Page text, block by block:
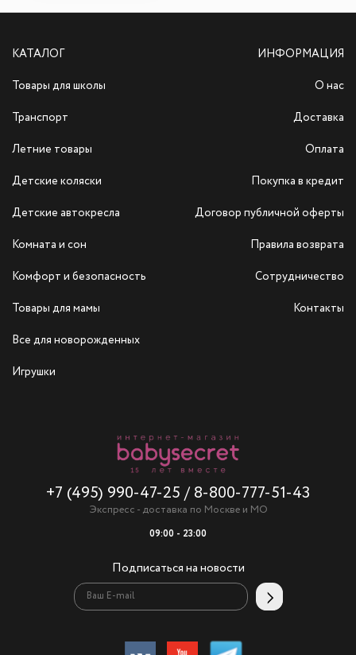
КАТАЛОГ
Товары для школы
Транспорт
Летние товары
Детские коляски
Детские автокресла
Комната и сон
Комфорт и безопасность
Товары для мамы
Все для новорожденных
Игрушки
+7 (495) 990-47-25 / 8-800-777-51-43
Экспресс - доставка по Москве и МО
09:00 - 23:00
Подписаться на новости
ИНФОРМАЦИЯ
О нас
Доставка
Оплата
Покупка в кредит
Договор публичной оферты
Правила возврата
Сотрудничество
Контакты